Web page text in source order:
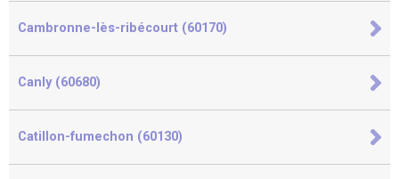
Cambronne-lès-ribécourt (60170)
Canly (60680)
Catillon-fumechon (60130)